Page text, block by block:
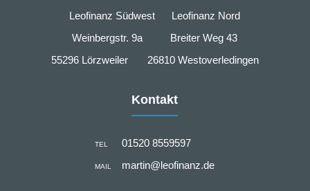
Leofinanz Südwest Leofinanz Nord
Weinbergstr. 9a Breiter Weg 43
55296 Lörzweiler 26810 Westoverledingen
Kontakt
TEL 01520 8559597
MAIL martin@leofinanz.de